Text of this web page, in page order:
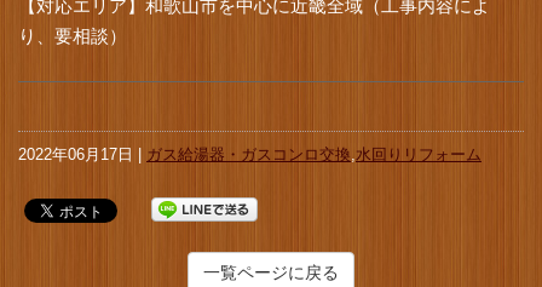
【対応エリア】和歌山市を中心に近畿全域（工事内容によ
り、要相談）
2022年06月17日 | ガス給湯器・ガスコンロ交換,水回りリフォーム
一覧ページに戻る